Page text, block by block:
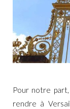
Pour notre
rendre à